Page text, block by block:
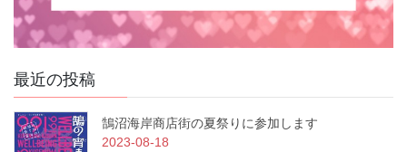
最近の投稿
鵠沼海岸商店街の夏祭りに参加します
2023-08-18